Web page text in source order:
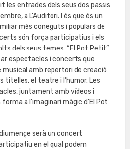
les entrades dels seus dos passis
a L’Auditori. I és que és un
més coneguts i populars de
són força participatius i els
dels seus temes. “El Pot Petit”
espectacles i concerts que
musical amb repertori de creació
titelles, el teatre i l’humor. Les
juntament amb vídeos i
a l’imaginari màgic d’El Pot
serà un concert
en el qual podem